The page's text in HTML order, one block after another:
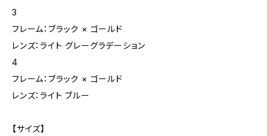
3
フレーム：ブラック × ゴールド
レンズ：ライト グレーグラデーション
4
フレーム：ブラック × ゴールド
レンズ：ライト ブルー
【サイズ】